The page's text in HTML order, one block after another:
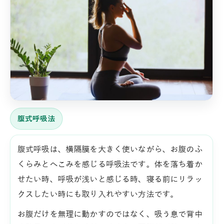
腹式呼吸法
腹式呼吸は、横隔膜を大きく使いながら、お腹のふ
くらみとへこみを感じる呼吸法です。体を落ち着か
せたい時、呼吸が浅いと感じる時、寝る前にリラッ
クスしたい時にも取り入れやすい方法です。
お腹だけを無理に動かすのではなく、吸う息で背中